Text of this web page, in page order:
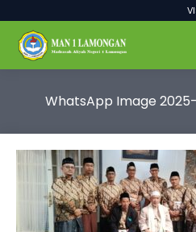
WhatsApp Image 2025-